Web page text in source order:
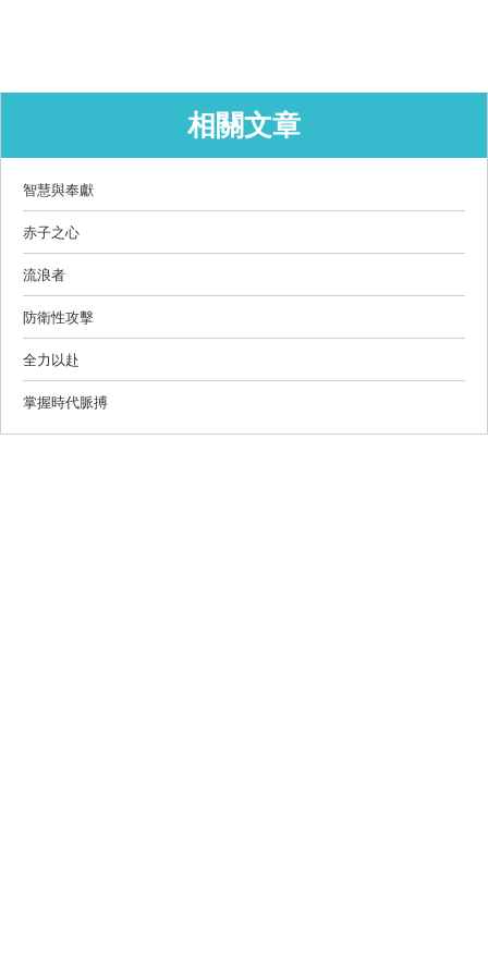
相關文章
智慧與奉獻
赤子之心
流浪者
防衛性攻擊
全力以赴
掌握時代脈搏